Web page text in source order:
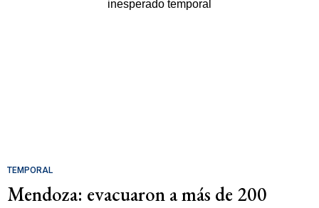
TEMPORAL
Mendoza: evacuaron a más de 200